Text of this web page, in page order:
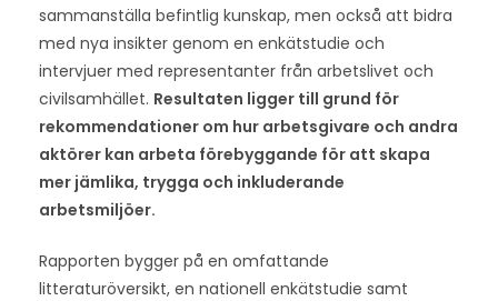
sammanställa befintlig kunskap, men också att bidra
med nya insikter genom en enkätstudie och
intervjuer med representanter från arbetslivet och
civilsamhället. Resultaten ligger till grund för
rekommendationer om hur arbetsgivare och andra
aktörer kan arbeta förebyggande för att skapa
mer jämlika, trygga och inkluderande
arbetsmiljöer.
Rapporten bygger på en omfattande
litteraturöversikt, en nationell enkätstudie samt